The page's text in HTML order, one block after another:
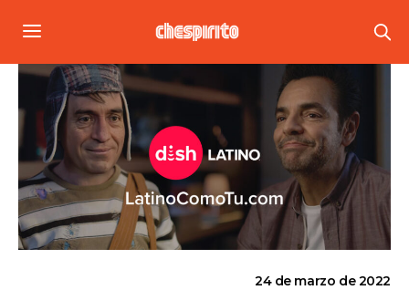
24 de marzo de 2022